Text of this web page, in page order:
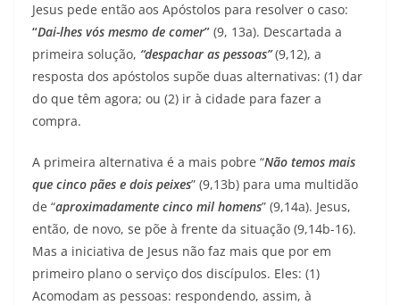
Jesus pede então aos Apóstolos para resolver o caso:
“Dai-lhes vós mesmo de comer” (9, 13a). Descartada a
primeira solução, “despachar as pessoas”(9,12), a
resposta dos apóstolos supõe duas alternativas: (1) dar
do que têm agora; ou (2) ir à cidade para fazer a
compra.
A primeira alternativa é a mais pobre “Não temos mais
que cinco pães e dois peixes” (9,13b) para uma multidão
de “aproximadamente cinco mil homens” (9,14a). Jesus,
então, de novo, se põe à frente da situação (9,14b-16).
Mas a iniciativa de Jesus não faz mais que por em
primeiro plano o serviço dos discípulos. Eles: (1)
Acomodam as pessoas: respondendo, assim, à